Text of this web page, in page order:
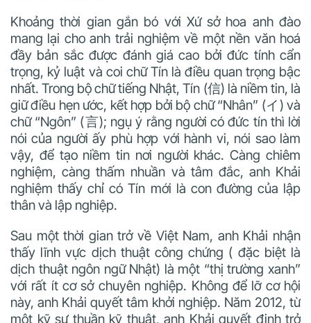
Khoảng thời gian gắn bó với Xứ sở hoa anh đào
mang lại cho anh trải nghiệm về mộtnền văn hoá
đầy bản sắc được đánh giá cao bởi đức tính cẩn
trọng, kỷ luật và coi chữ Tín là điều quan trọng bậc
nhất. Trong bộ chữ tiếng Nhật, Tín (信) là niềm tin, là
giữ điều hẹn ước, kết hợp bởi bộ chữ “Nhân” (イ) và
chữ “Ngôn” (言); ngụ ý rằng người có đức tín thì lời
nói của người ấy phù hợp với hành vi, nói sao làm
vậy, để tạo niềm tin nơi người khác. Càng chiêm
nghiệm, càng thấm nhuần và tâm đắc, anh Khải
nghiệm thấy chỉ có Tín mới là con đường của lập
thân và lập nghiệp.
Sau một thời gian trở về Việt Nam, anh Khải nhận
thấy lĩnh vực dịch thuật công chứng ( đặc biệt là
dịch thuật ngôn ngữ Nhật) là một “thị trường xanh”
với rất ít cơ sở chuyên nghiệp. Không để lỡ cơ hội
này, anh Khải quyết tâm khởi nghiệp. Năm 2012, từ
một kỹ sư thuần kỹ thuật, anh Khải quyết định trở